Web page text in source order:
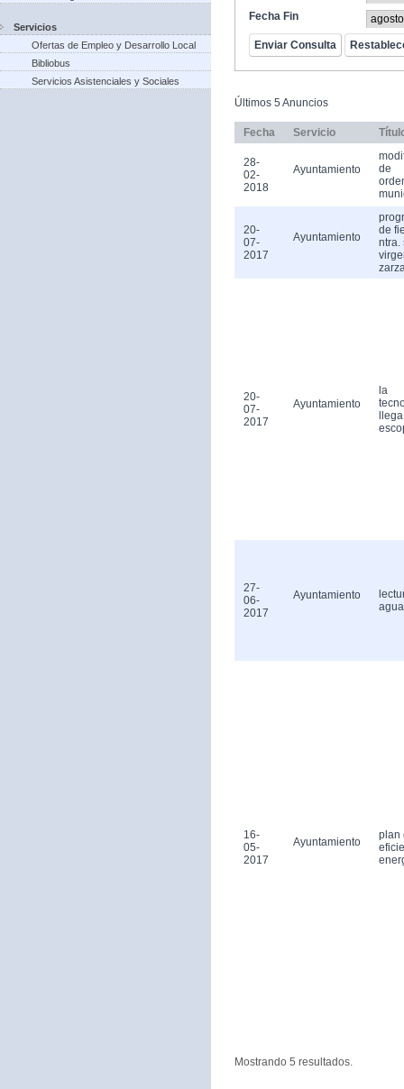
Servicios
Ofertas de Empleo y Desarrollo Local
Bibliobus
Servicios Asistenciales y Sociales
Fecha Fin
Últimos 5 Anuncios
Fecha Servicio
28-
02-
2018
Ayuntamiento
de
20-
07-
2017
Ayuntamiento
de
ntra.
20-
07-
2017
Ayuntamiento
la
27-
06-
2017
Ayuntamiento
16-
05-
2017
Ayuntamiento
plan
Mostrando 5 resultados.